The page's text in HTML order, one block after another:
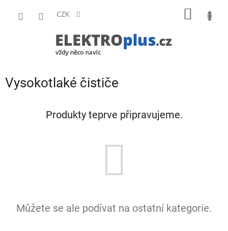
CZK
Vysokotlaké čističe
Produkty teprve připravujeme.
Můžete se ale podívat na ostatní kategorie.